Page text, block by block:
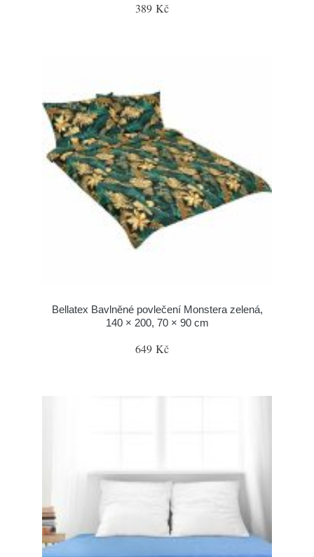
389 Kč
Bellatex Bavlněné povlečení Monstera zelená,
140 × 200, 70 × 90 cm
649 Kč